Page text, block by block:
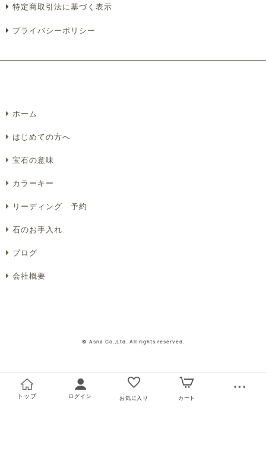
特定商取引法に基づく表示
プライバシーポリシー
ホーム
はじめての方へ
宝石の意味
カラーキー
リーディング 予約
石のお手入れ
ブログ
会社概要
© Asna Co.,Ltd. All rights reserved.
トップ ログイン お気に入り カート